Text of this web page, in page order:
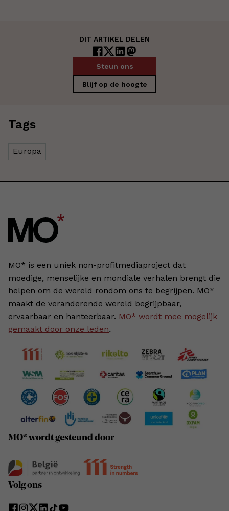
DIT ARTIKEL DELEN
Steun ons
Blijf op de hoogte
Tags
Europa
MO* is een uniek non-profitmediaproject dat
moedige, menselijke en mondiale verhalen brengt die
helpen om de wereld rondom ons te begrijpen. MO*
maakt de veranderende wereld begrijpbaar,
ervaarbaar en hanteerbaar. MO* wordt mee mogelijk
gemaakt door onze leden.
MO* wordt gesteund door
Volg ons